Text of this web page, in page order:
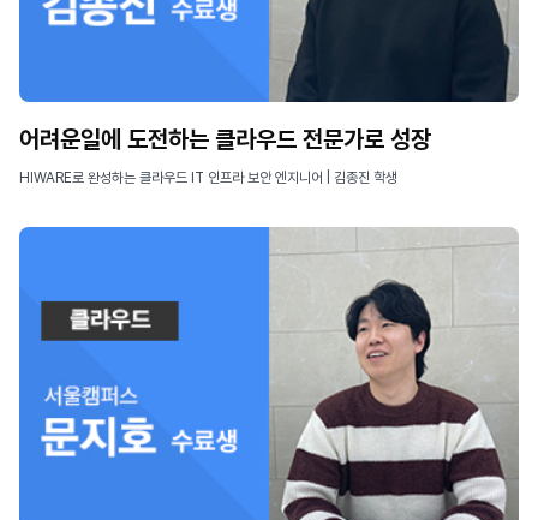
어려운일에 도전하는 클라우드 전문가로 성장
HIWARE로 완성하는 클라우드 IT 인프라 보안 엔지니어 | 김종진 학생